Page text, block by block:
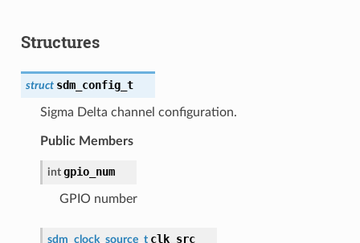
Structures
struct sdm_config_t
Sigma Delta channel configuration.
Public Members
int gpio_num
GPIO number
sdm_clock_source_t clk_src